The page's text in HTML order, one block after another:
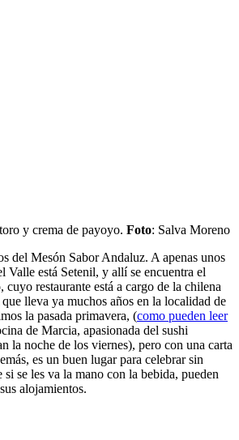
y crema de payoyo. Foto: Salva Moreno
del Mesón Sabor Andaluz. A apenas unos
Valle está Setenil, y allí se encuentra el
, cuyo restaurante está a cargo de la chilena
lleva ya muchos años en la localidad de
la pasada primavera, (como pueden leer
de Marcia, apasionada del sushi
la noche de los viernes), pero con una carta
es un buen lugar para celebrar sin
si se les va la mano con la bebida, pueden
alojamientos.